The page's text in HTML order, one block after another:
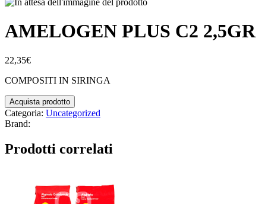
AMELOGEN PLUS C2 2,5GR
22,35€
COMPOSITI IN SIRINGA
Acquista prodotto
Categoria: Uncategorized
Brand:
Prodotti correlati